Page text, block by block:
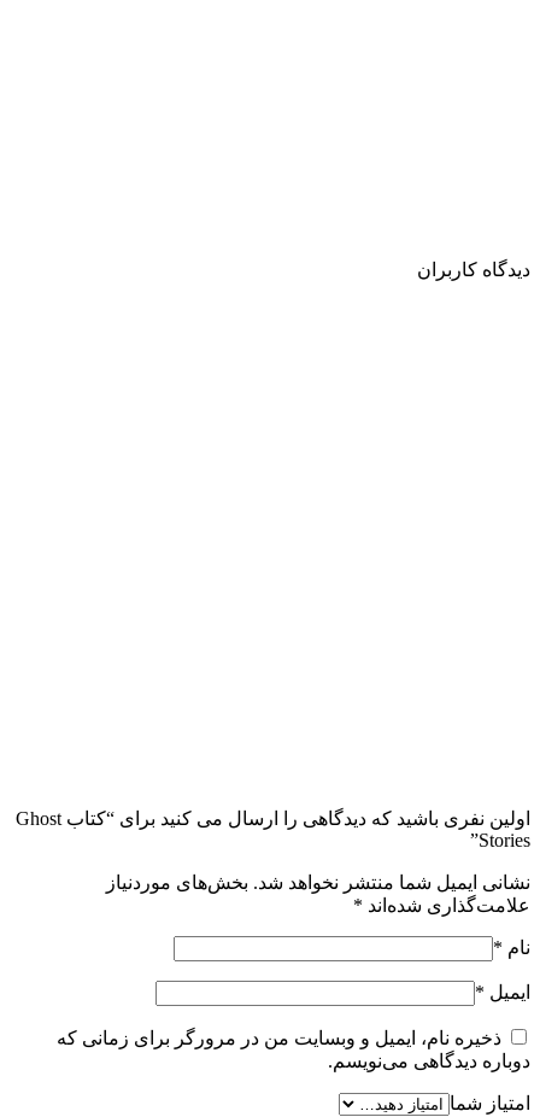
دیدگاه کاربران
اولین نفری باشید که دیدگاهی را ارسال می کنید برای “کتاب Ghost
Stories”
نشانی ایمیل شما منتشر نخواهد شد. بخش‌های موردنیاز
علامت‌گذاری شده‌اند *
نام *
ایمیل *
ذخیره نام، ایمیل و وبسایت من در مرورگر برای زمانی که
دوباره دیدگاهی می‌نویسم.
امتیاز شما